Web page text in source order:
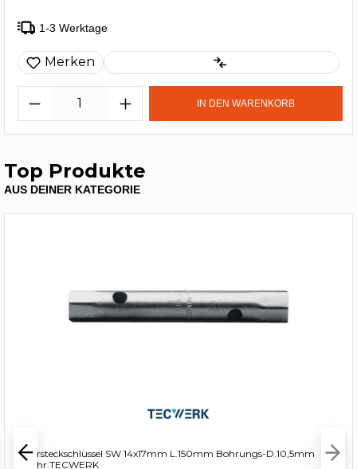
1-3 Werktage
Merken
IN DEN WARENKORB
Top Produkte
AUS DEINER KATEGORIE
Rohrsteckschlüssel SW 14x17mm L.150mm Bohrungs-D.10,5mm
verchr.TECWERK